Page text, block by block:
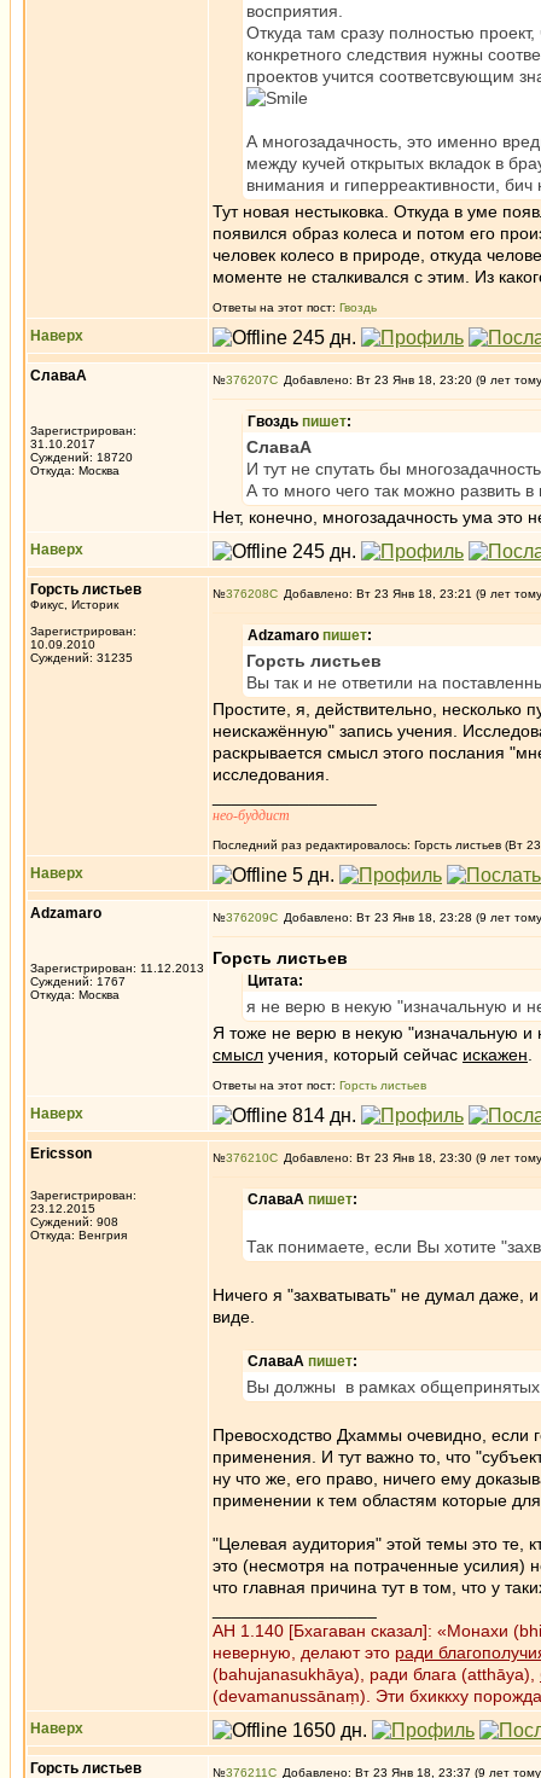
восприятия.
Откуда там сразу полностью
конкретного следствия нужны
проектов учится соответсвующим
А многозадачность, это именно
между кучей открытых вкладок в
внимания и гиперреактивности,
Тут новая нестыковка. Откуда в уме
появился образ колеса и потом его
человек колесо в природе, откуда
моменте не сталкивался с этим. Из
Ответы на этот пост: Гвоздь
Наверх
СлаваА
Зарегистрирован:
31.10.2017
Суждений: 18720
Откуда: Москва
№376207 Добавлено: Вт 23 Янв 18, 23:20 (9 лет
Гвоздь пишет:
СлаваА
И тут не спутать бы
А то много чего так можно развить
Нет, конечно, многозадачность ума это
Наверх
Горсть листьев
Фикус, Историк
Зарегистрирован:
10.09.2010
Суждений: 31235
№376208 Добавлено: Вт 23 Янв 18, 23:21 (9 лет
Adzamaro пишет:
Горсть листьев
Вы так и не ответили на
Простите, я, действительно, несколько
неискажённую" запись учения.
раскрывается смысл этого послания
исследования.
нео-буддист
Последний раз редактировалось: Горсть листьев (Вт
Наверх
Adzamaro
Зарегистрирован: 11.12.2013
Суждений: 1767
Откуда: Москва
№376209 Добавлено: Вт 23 Янв 18, 23:28 (9 лет
Горсть листьев
Цитата:
я не верю в некую "изначальную и
Я тоже не верю в некую "изначальную
смысл учения, который сейчас искажен
Ответы на этот пост: Горсть листьев
Наверх
Ericsson
Зарегистрирован:
23.12.2015
Суждений: 908
Откуда: Венгрия
№376210 Добавлено: Вт 23 Янв 18, 23:30 (9 лет
СлаваА пишет:
Так понимаете, если Вы хотите
Ничего я "захватывать" не думал даже,
виде.
СлаваА пишет:
Вы должны в рамках общепринятых
Превосходство Дхаммы очевидно, если
применения. И тут важно то, что
ну что же, его право, ничего ему
применении к тем областям которые
"Целевая аудитория" этой темы это те,
это (несмотря на потраченные усилия)
что главная причина тут в том, что у
АН 1.140 [Бхагаван сказал]: «Монахи
неверную, делают это ради
(bahujanasukhāya), ради блага (atthāya),
(devamanussānaṃ). Эти бхиккху
Наверх
Горсть листьев №376211 Добавлено: Вт 23 Янв 18, 23:37 (9 лет